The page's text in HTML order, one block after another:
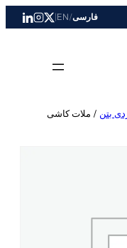
فارسی/
EN
|
بتن / ملات کاشی